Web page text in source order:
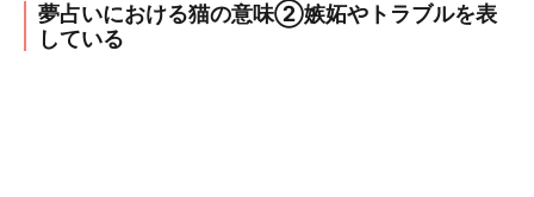
夢占いにおける猫の意味②嫉妬やトラブルを表
している